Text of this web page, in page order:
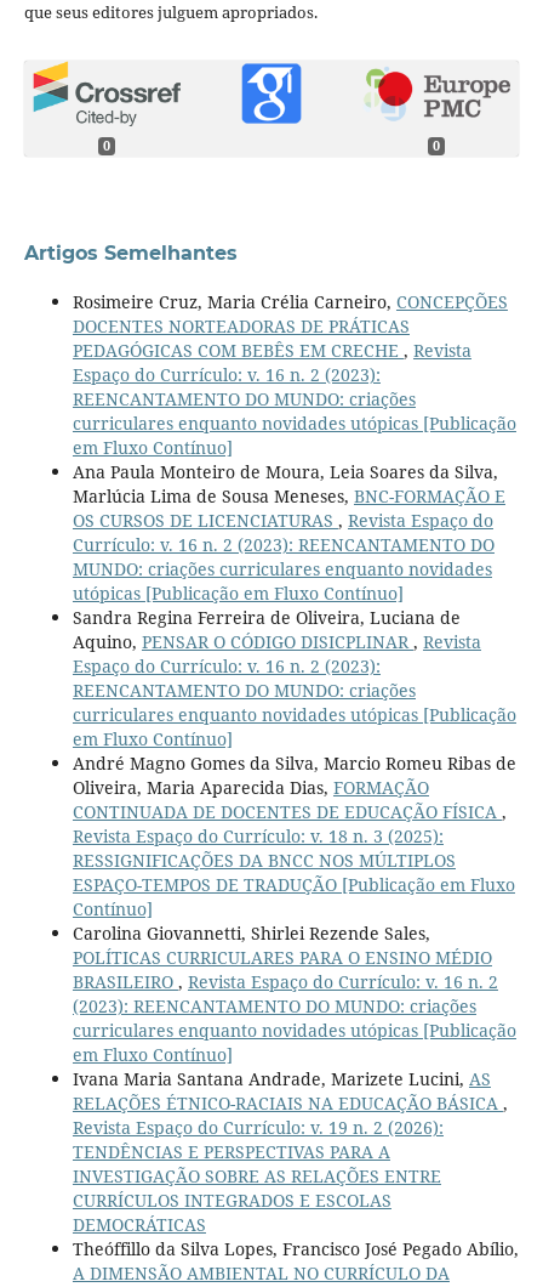
que seus editores julguem apropriados.
0 0
Artigos Semelhantes
Rosimeire Cruz, Maria Crélia Carneiro, CONCEPÇÕES
DOCENTES NORTEADORAS DE PRÁTICAS
PEDAGÓGICAS COM BEBÊS EM CRECHE , Revista
Espaço do Currículo: v. 16 n. 2 (2023):
REENCANTAMENTO DO MUNDO: criações
curriculares enquanto novidades utópicas [Publicação
em Fluxo Contínuo]
Ana Paula Monteiro de Moura, Leia Soares da Silva,
Marlúcia Lima de Sousa Meneses, BNC-FORMAÇÃO E
OS CURSOS DE LICENCIATURAS , Revista Espaço do
Currículo: v. 16 n. 2 (2023): REENCANTAMENTO DO
MUNDO: criações curriculares enquanto novidades
utópicas [Publicação em Fluxo Contínuo]
Sandra Regina Ferreira de Oliveira, Luciana de
Aquino, PENSAR O CÓDIGO DISICPLINAR, Revista
Espaço do Currículo: v. 16 n. 2 (2023):
REENCANTAMENTO DO MUNDO: criações
curriculares enquanto novidades utópicas [Publicação
em Fluxo Contínuo]
André Magno Gomes da Silva, Marcio Romeu Ribas de
Oliveira, Maria Aparecida Dias, FORMAÇÃO
CONTINUADA DE DOCENTES DE EDUCAÇÃO FÍSICA ,
Revista Espaço do Currículo: v. 18 n. 3 (2025):
RESSIGNIFICAÇÕES DA BNCC NOS MÚLTIPLOS
ESPAÇO-TEMPOS DE TRADUÇÃO [Publicação em Fluxo
Contínuo]
Carolina Giovannetti, Shirlei Rezende Sales,
POLÍTICAS CURRICULARES PARA O ENSINO MÉDIO
BRASILEIRO , Revista Espaço do Currículo: v. 16 n. 2
(2023): REENCANTAMENTO DO MUNDO: criações
curriculares enquanto novidades utópicas [Publicação
em Fluxo Contínuo]
Ivana Maria Santana Andrade, Marizete Lucini, AS
RELAÇÕES ÉTNICO-RACIAIS NA EDUCAÇÃO BÁSICA ,
Revista Espaço do Currículo: v. 19 n. 2 (2026):
TENDÊNCIAS E PERSPECTIVAS PARA A
INVESTIGAÇÃO SOBRE AS RELAÇÕES ENTRE
CURRÍCULOS INTEGRADOS E ESCOLAS
DEMOCRÁTICAS
Theóffillo da Silva Lopes, Francisco José Pegado Abílio,
A DIMENSÃO AMBIENTAL NO CURRÍCULO DA